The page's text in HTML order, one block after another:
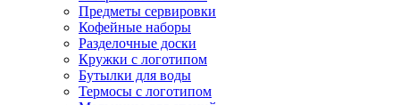
Предметы сервировки
Кофейные наборы
Разделочные доски
Кружки с логотипом
Бутылки для воды
Термосы с логотипом